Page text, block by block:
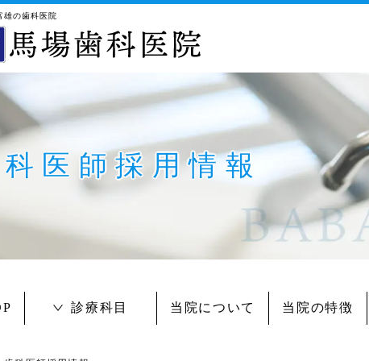
雄の歯科医院
医師採用情報
診療科目 当院について 当院の特徴